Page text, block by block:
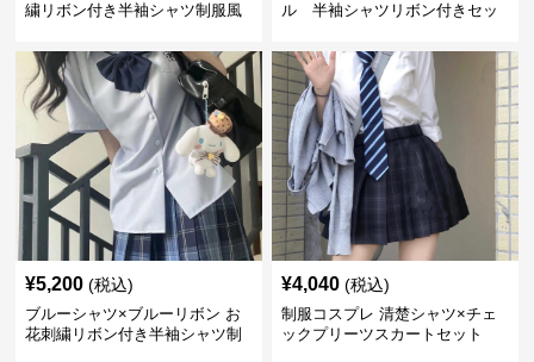
繍リボン付き半袖シャツ制服風
ル 半袖シャツリボン付きセッ
¥5,200 (税込)
ブルーシャツ×ブルーリボン お
花刺繍リボン付き半袖シャツ制
¥4,040 (税込)
制服コスプレ 清楚シャツ×チェ
ックプリーツスカートセット